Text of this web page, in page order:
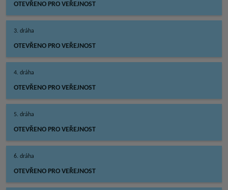
OTEVŘENO PRO VEŘEJNOST
3. dráha
OTEVŘENO PRO VEŘEJNOST
4. dráha
OTEVŘENO PRO VEŘEJNOST
5. dráha
OTEVŘENO PRO VEŘEJNOST
6. dráha
OTEVŘENO PRO VEŘEJNOST